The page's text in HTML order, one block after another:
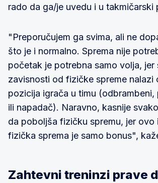
rado da ga/je uvedu i u takmičarski
"Preporučujem ga svima, ali ne
što je i normalno. Sprema nije
početak je potrebna samo volja, jer
zavisnosti od fizičke spreme nalazi
pozicija igrača u timu
ili napadač). Naravno, kasnije
da poboljša fizičku spremu, jer ovo
fizička sprema je samo bonus",
Zahtevni treninzi prave